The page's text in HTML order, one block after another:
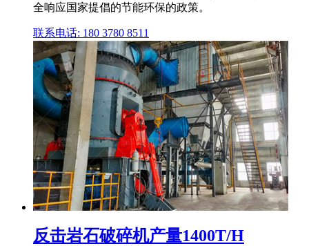
全响应国家提倡的节能环保的政策。
联系电话: 180 3780 8511
反击岩石破碎机产量1400T/H